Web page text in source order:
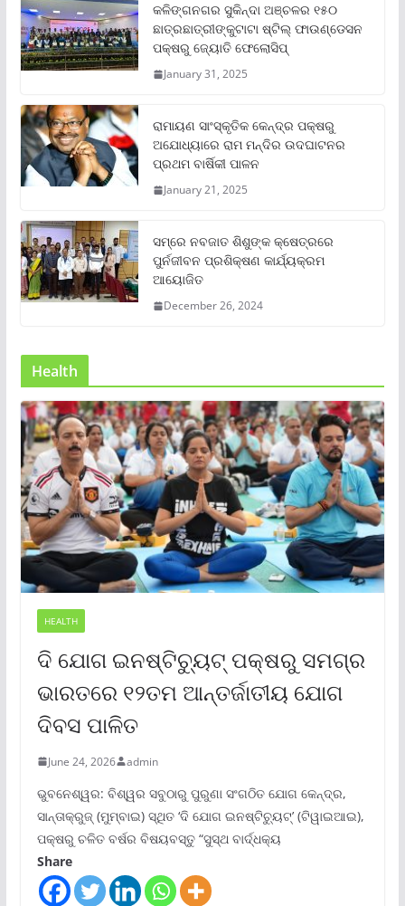
କଳିଙ୍ଗନଗର ସୁକିନ୍ଦା ଅଞ୍ଚଳର ୧୫୦
ଛାତ୍ରଛାତ୍ରୀଙ୍କୁଟାଟା ଷ୍ଟିଲ୍ ଫାଉଣ୍ଡେସନ
ପକ୍ଷରୁ ଜ୍ୟୋତି ଫେଲୋସିପ୍‌
January 31, 2025
ରାମାୟଣ ସାଂସ୍କୃତିକ କେନ୍ଦ୍ର ପକ୍ଷରୁ
ଅଯୋଧ୍ୟାରେ ରାମ ମନ୍ଦିର ଉଦଘାଟନର
ପ୍ରଥମ ବାର୍ଷିକୀ ପାଳନ
January 21, 2025
ସମ୍‌ରେ ନବଜାତ ଶିଶୁଙ୍କ କ୍ଷେତ୍ରରେ
ପୁର୍ନଜୀବନ ପ୍ରଶିକ୍ଷଣ କାର୍ଯ୍ୟକ୍ରମ
ଆୟୋଜିତ
December 26, 2024
Health
HEALTH
ଦି ଯୋଗ ଇନଷ୍ଟିଚ୍ୟୁଟ୍ ପକ୍ଷରୁ ସମଗ୍ର
ଭାରତରେ ୧୨ତମ ଆନ୍ତର୍ଜାତୀୟ ଯୋଗ
ଦିବସ ପାଳିତ
June 24, 2026 admin
ଭୁବନେଶ୍ୱର: ବିଶ୍ୱର ସବୁଠାରୁ ପୁରୁଣା ସଂଗଠିତ ଯୋଗ କେନ୍ଦ୍ର,
ସାନ୍ତାକ୍ରୁଜ୍ (ମୁମ୍ବାଇ) ସ୍ଥିତ ‘ଦି ଯୋଗ ଇନଷ୍ଟିଚ୍ୟୁଟ୍‌’ (ଟିୱାଇଆଇ),
ପକ୍ଷରୁ ଚଳିତ ବର୍ଷର ବିଷୟବସ୍ତୁ “ସୁସ୍ଥ ବାର୍ଦ୍ଧକ୍ୟ
Share